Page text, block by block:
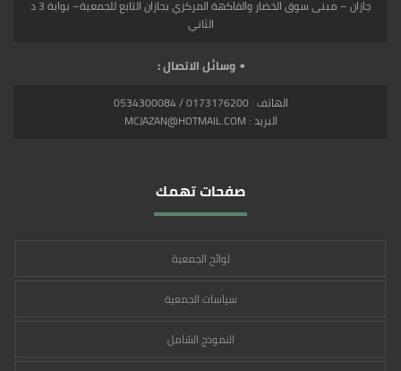
جازان – مبنى سوق الخضار والفاكهة المركزي بجازان التابع للجمعية– بوابة 3 د
الثاني
وسائل الاتصال :
الهاتف : 0173176200 / 0534300084
البريد : MCJAZAN@HOTMAIL.COM
صفحات تهمك
لوائح الجمعية
سياسات الجمعية
النموذج الشامل